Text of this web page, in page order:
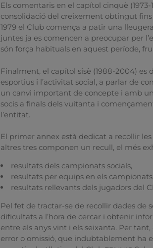
Els comentaris en el capítol cinquè
consolidació del creixement obtingut fins
1979 el Club comença a patir una
juntes ja es comencen a preocupar per
són força habituals en aquest període,
Finalment, el capítol sisè (1988-2004)
esportius i l’activitat social, a parlar de
un canvi important de concepte i amb
socis a finals dels vuitanta i
l’entitat.
El primer annex està dedicat a recollir
altres tres componen un recull, el més
resultats dels campionats socials,
resultats per equips en els
resultats rellevants dels jugadors del
Pel fet de tractar-se de recollir dades de
dificultats a l’hora de cercar i obtenir
entre els anys vint i els seixanta. Per
error o omissió, que indubtablement ha